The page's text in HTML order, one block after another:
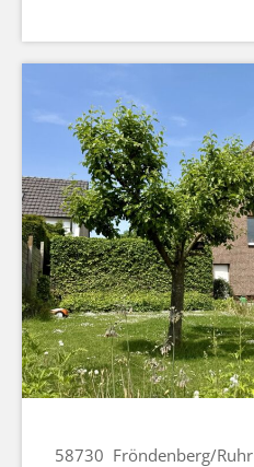
58730 Fröndenberg/Ruhr